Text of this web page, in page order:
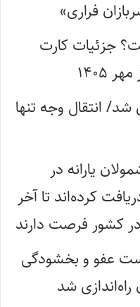
فراری»
جزئیات کارت
شد/ انتقال وجه تنها
یارانه در
کرده‌اند تا آخر
کشور فرصت دارند
عفو و بخشودگی
شد